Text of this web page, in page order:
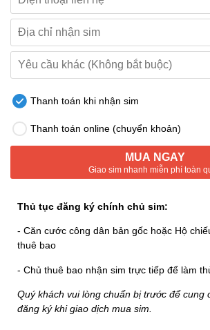
Thanh toán khi nhận sim
Thanh toán online (chuyển khoản)
MUA NGAY
Giao sim nhanh miễn phí toàn
Thủ tục đăng ký chính chủ sim:
- Căn cước công dân bản gốc hoặc Hộ
thuê bao
- Chủ thuê bao nhận sim trực tiếp để làm
Quý khách vui lòng chuẩn bị trước để cung
đăng ký khi giao dịch mua sim.